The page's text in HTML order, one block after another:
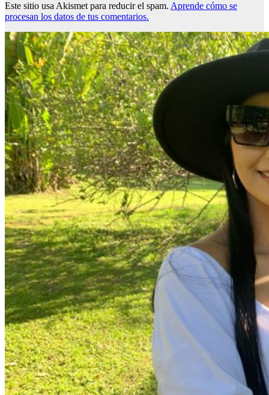
Este sitio usa Akismet para reducir el spam. Aprende cómo se
procesan los datos de tus comentarios.